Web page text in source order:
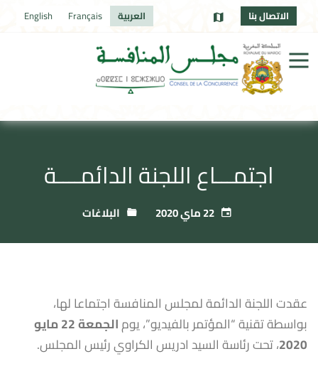
الاتصال بنا العربية Français
English
اجتمـــاع اللجنة الدائمــــة
22 ماي 2020 البلاغات
عقدت اللجنة الدائمة لمجلس المنافسة اجتماعا لها،
بواسطة تقنية “المؤتمر بالفيديو”، يوم
الجمعة 22 مايو
2020، تحت رئاسة السيد ادريس الكراوي رئيس المجلس.